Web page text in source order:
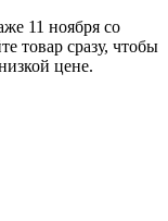
11 ноября со
товар сразу, чтобы
цене.